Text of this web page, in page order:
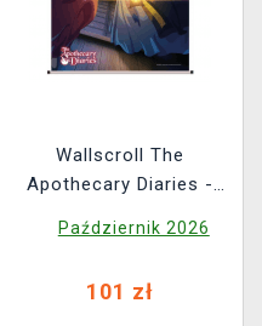
Wallscroll The
Apothecary Diaries -
Październik 2026
101 zł